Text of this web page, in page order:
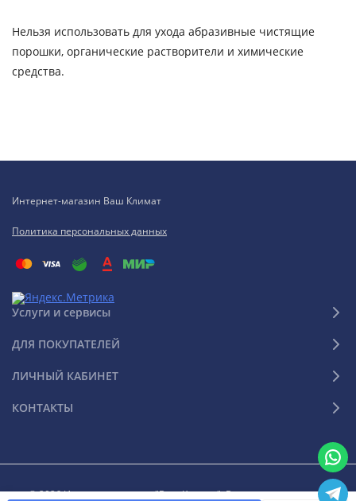
Нельзя использовать для ухода абразивные чистящие
порошки, органические растворители и химические
средства.
Интернет-магазин Ваш Климат
Политика персональных данных
Услуги и сервисы
ДЛЯ ПОКУПАТЕЛЕЙ
ЛИЧНЫЙ КАБИНЕТ
КОНТАКТЫ
© 2026 Интернет-магазин "Ваш Климат". Все права защищены